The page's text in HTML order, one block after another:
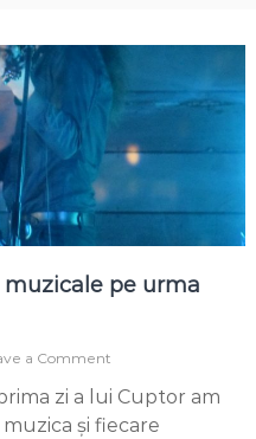
pe urma
a Comment
–
sculpturi
zi a lui Cuptor am
și fiecare